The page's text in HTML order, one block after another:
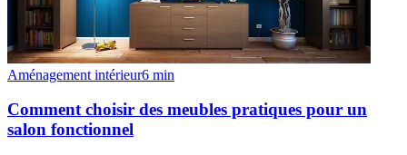
Aménagement intérieur6 min
Comment choisir des meubles pratiques pour un
salon fonctionnel